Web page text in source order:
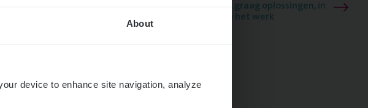
About
device to enhance site navigation, analyze
Thalia zoekt graag oplossingen, in
games én op het werk